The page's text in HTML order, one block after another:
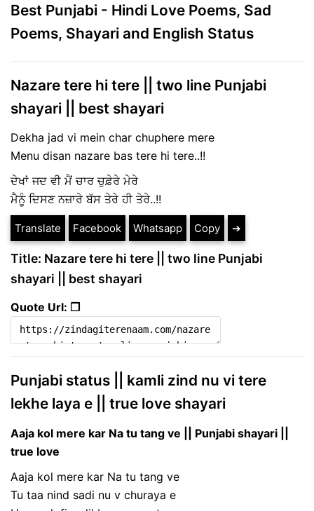
Best Punjabi - Hindi Love Poems, Sad
Poems, Shayari and English Status
Nazare tere hi tere || two line Punjabi
shayari || best shayari
Dekha jad vi mein char chuphere mere
Menu disan nazare bas tere hi tere..!!
ਦੇਖਾਂ ਜਦ ਵੀ ਮੈਂ ਚਾਰ ਚੁਫ਼ੇਰੇ ਮੇਰੇ
ਮੈਨੂੰ ਦਿਸਣ ਨਜ਼ਾਰੇ ਬੱਸ ਤੇਰੇ ਹੀ ਤੇਰੇ..!!
Translate Facebook Whatsapp Copy ➔
Title: Nazare tere hi tere || two line Punjabi
shayari || best shayari
Quote Url: ❐
Punjabi status || kamli zind nu vi tere
lekhe laya e || true love shayari
Aaja kol mere kar Na tu tang ve || Punjabi shayari ||
true love
Aaja kol mere kar Na tu tang ve
Tu taa nind sadi nu v churaya e